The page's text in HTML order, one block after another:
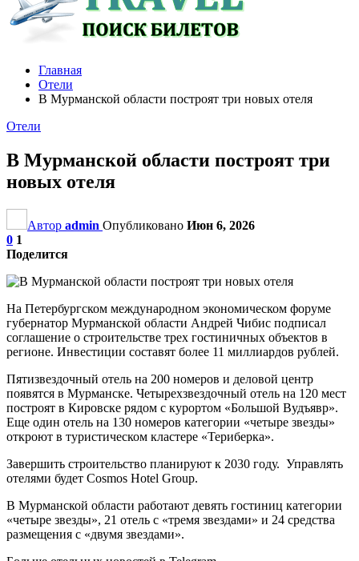
Главная
Отели
В Мурманской области построят три новых отеля
Отели
В Мурманской области построят три
новых отеля
Автор admin Опубликовано Июн 6, 2026
0 1
Поделится
На Петербургском международном экономическом форуме
губернатор Мурманской области Андрей Чибис подписал
соглашение о строительстве трех гостиничных объектов в
регионе. Инвестиции составят более 11 миллиардов рублей.
Пятизвездочный отель на 200 номеров и деловой центр
появятся в Мурманске. Четырехзвездочный отель на 120 мест
построят в Кировске рядом с курортом «Большой Вудъявр».
Еще один отель на 130 номеров категории «четыре звезды»
откроют в туристическом кластере «Териберка».
Завершить строительство планируют к 2030 году. Управлять
отелями будет Cosmos Hotel Group.
В Мурманской области работают девять гостиниц категории
«четыре звезды», 21 отель с «тремя звездами» и 24 средства
размещения с «двумя звездами».